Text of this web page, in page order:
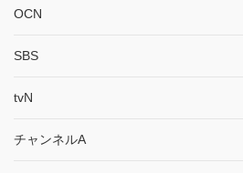
OCN
SBS
tvN
チャンネルA